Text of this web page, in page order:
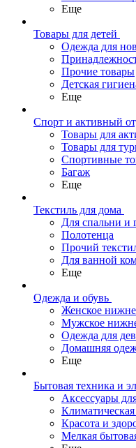
Еще
Товары для детей
Одежда для
Прочие товары
Детская
Еще
Спорт и активный
Товары для
Товары для
Спортивные
Багаж
Еще
Текстиль для дома
Для спальни и
Полотенца
Прочий
Для ванной
Еще
Одежда и обувь
Женское
Мужское
Одежда для
Домашняя
Еще
Бытовая техника и
Аксессуары
Красота и
Мелкая